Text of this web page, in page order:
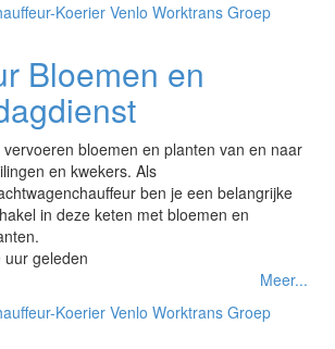
Koerier Venlo Worktrans Groep
Bloemen en
vervoeren bloemen en planten van en naar
en kwekers. Als
ben je een belangrijke
in deze keten met bloemen en
uur geleden
Meer...
Koerier Venlo Worktrans Groep